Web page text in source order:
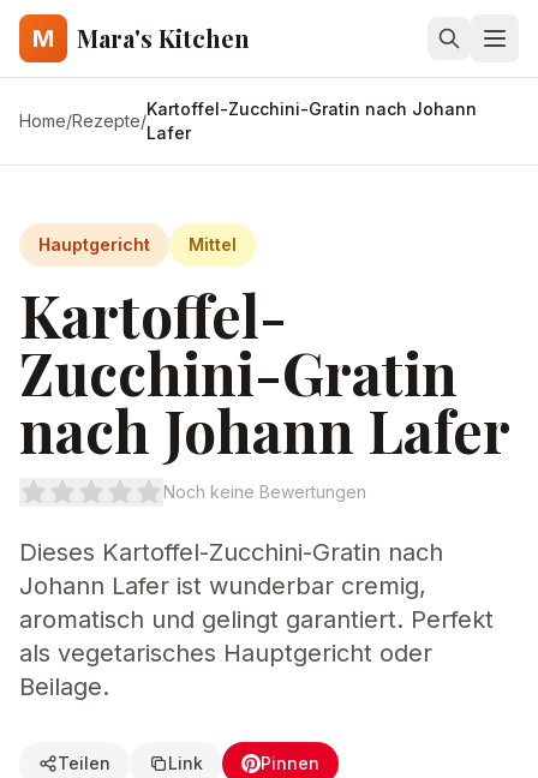
M Mara's Kitchen
Home/Rezepte/
Kartoffel-Zucchini-Gratin nach Johann
Lafer
Hauptgericht Mittel
Kartoffel-
Zucchini-Gratin
nach Johann Lafer
Noch keine Bewertungen
Dieses Kartoffel-Zucchini-Gratin nach
Johann Lafer ist wunderbar cremig,
aromatisch und gelingt garantiert. Perfekt
als vegetarisches Hauptgericht oder
Beilage.
Teilen Link Pinnen